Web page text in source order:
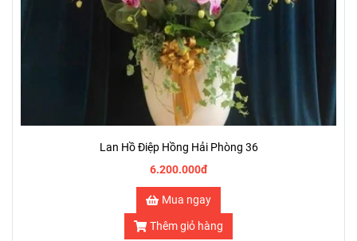
Lan Hồ Điệp Hồng Hải Phòng 36
6.200.000đ
Mua ngay
Thêm giỏ hàng